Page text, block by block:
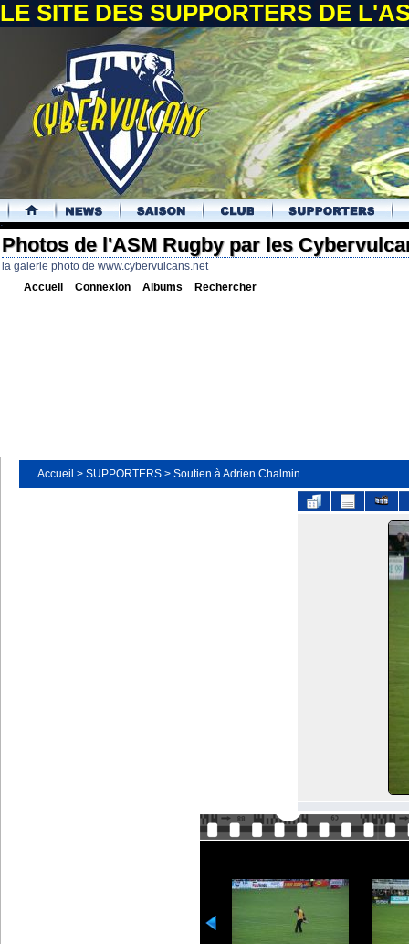
LE SITE DES SUPPORTERS DE
.
Photos de l'ASM Rugby par les
la galerie photo de www.cybervulcans.net
Accueil Connexion Albums Rechercher
Accueil > SUPPORTERS > Soutien à Adrien Chalmin